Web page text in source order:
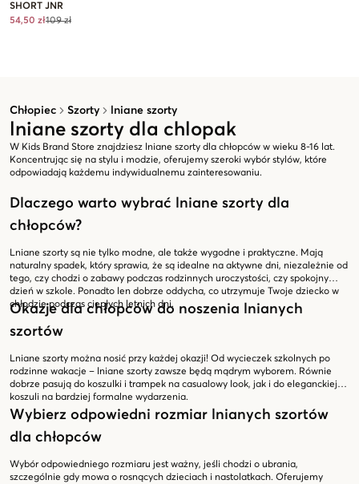
Chłopiec Szorty lniane szorty
lniane szorty dla chlopak
W Kids Brand Store znajdziesz lniane szorty dla chłopców w wieku 8-16 lat.
Koncentrując się na stylu i modzie, oferujemy szeroki wybór stylów, które
odpowiadają każdemu indywidualnemu zainteresowaniu.
Dlaczego warto wybrać lniane szorty dla
chłopców?
Lniane szorty są nie tylko modne, ale także wygodne i praktyczne. Mają
naturalny spadek, który sprawia, że są idealne na aktywne dni, niezależnie od
tego, czy chodzi o zabawy podczas rodzinnych uroczystości, czy spokojny
dzień w szkole. Ponadto len dobrze oddycha, co utrzymuje Twoje dziecko w
chłodzie podczas ciepłych letnich dni.
Okazje dla chłopców do noszenia lnianych
szortów
Lniane szorty można nosić przy każdej okazji! Od wycieczek szkolnych po
rodzinne wakacje – lniane szorty zawsze będą mądrym wyborem. Równie
dobrze pasują do koszulki i trampek na casualowy look, jak i do eleganckiej
koszuli na bardziej formalne wydarzenia.
Wybierz odpowiedni rozmiar lnianych szortów
dla chłopców
Wybór odpowiedniego rozmiaru jest ważny, jeśli chodzi o ubrania,
szczególnie gdy mowa o rosnących dzieciach i nastolatkach. Oferujemy
SHORT JNR
54,50 zł109 zł